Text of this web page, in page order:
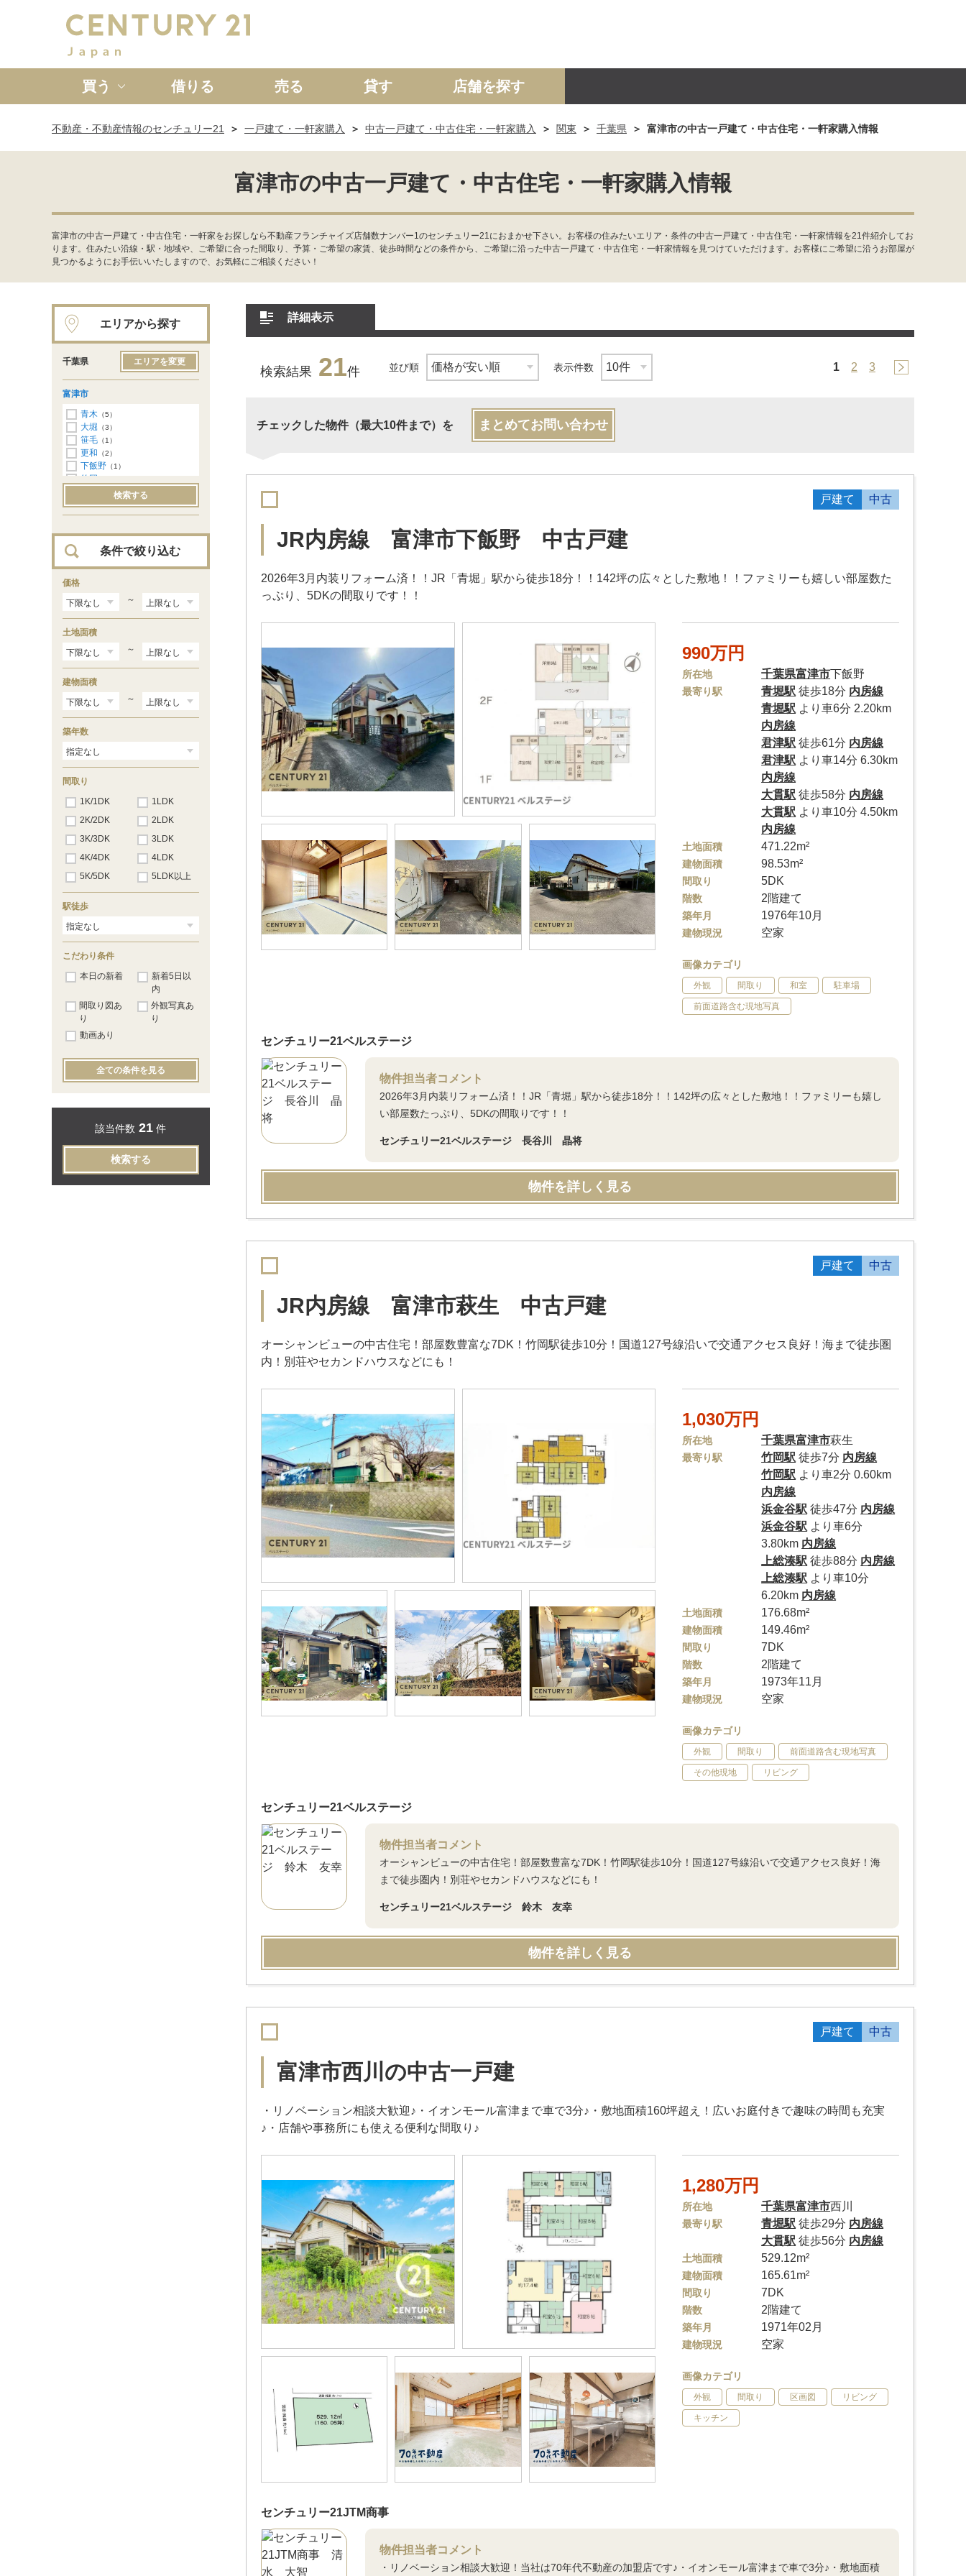
買う
新築一戸建て 中古一戸建て マンション 土地 事業投資用
借りる 売る 貸す 店舗を探す
不動産・不動産情報のセンチュリー21 一戸建て・一軒家購入 中古一戸建て・中古住宅・一軒家購入 関東 千葉県 富津市の中古一戸建て・中古住宅・一軒家購入情報
富津市の中古一戸建て・中古住宅・一軒家購入情報
富津市の中古一戸建て・中古住宅・一軒家をお探しなら不動産フランチャイズ店舗数ナンバー1のセンチュリー21におまかせ下さい。お客様の住みたいエリア・条件の中古一戸建て・中古住宅・一軒家情報を21件紹介してお
ります。住みたい沿線・駅・地域や、ご希望に合った間取り、予算・ご希望の家賃、徒歩時間などの条件から、ご希望に沿った中古一戸建て・中古住宅・一軒家情報を見つけていただけます。お客様にご希望に沿うお部屋が
見つかるようにお手伝いいたしますので、お気軽にご相談ください！
詳細表示
検索結果 21件 並び順 表示件数 1 2 3
チェックした物件（最大10件まで）を まとめてお問い合わせ
戸建て 中古
JR内房線 富津市下飯野 中古戸建
2026年3月内装リフォーム済！！JR「青堀」駅から徒歩18分！！142坪の広々とした敷地！！ファミリーも嬉しい部屋数た
っぷり、5DKの間取りです！！
990万円
所在地 千葉県富津市下飯野
最寄り駅 青堀駅 徒歩18分 内房線
青堀駅 より車6分 2.20km
内房線
君津駅 徒歩61分 内房線
君津駅 より車14分 6.30km
内房線
大貫駅 徒歩58分 内房線
大貫駅 より車10分 4.50km
内房線
土地面積 471.22m²
建物面積 98.53m²
間取り 5DK
階数 2階建て
築年月 1976年10月
建物現況 空家
画像カテゴリ
外観 間取り 和室 駐車場
前面道路含む現地写真
センチュリー21ベルステージ
物件担当者コメント
2026年3月内装リフォーム済！！JR「青堀」駅から徒歩18分！！142坪の広々とした敷地！！ファミリーも嬉し
い部屋数たっぷり、5DKの間取りです！！
センチュリー21ベルステージ 長谷川 晶将
物件を詳しく見る
戸建て 中古
JR内房線 富津市萩生 中古戸建
オーシャンビューの中古住宅！部屋数豊富な7DK！竹岡駅徒歩10分！国道127号線沿いで交通アクセス良好！海まで徒歩圏
内！別荘やセカンドハウスなどにも！
1,030万円
所在地 千葉県富津市萩生
最寄り駅 竹岡駅 徒歩7分 内房線
竹岡駅 より車2分 0.60km
内房線
浜金谷駅 徒歩47分 内房線
浜金谷駅 より車6分
3.80km 内房線
上総湊駅 徒歩88分 内房線
上総湊駅 より車10分
6.20km 内房線
土地面積 176.68m²
建物面積 149.46m²
間取り 7DK
階数 2階建て
築年月 1973年11月
建物現況 空家
画像カテゴリ
外観 間取り 前面道路含む現地写真
その他現地 リビング
センチュリー21ベルステージ
物件担当者コメント
オーシャンビューの中古住宅！部屋数豊富な7DK！竹岡駅徒歩10分！国道127号線沿いで交通アクセス良好！海
まで徒歩圏内！別荘やセカンドハウスなどにも！
センチュリー21ベルステージ 鈴木 友幸
物件を詳しく見る
戸建て 中古
富津市西川の中古一戸建
・リノベーション相談大歓迎♪・イオンモール富津まで車で3分♪・敷地面積160坪超え！広いお庭付きで趣味の時間も充実
♪・店舗や事務所にも使える便利な間取り♪
1,280万円
所在地 千葉県富津市西川
最寄り駅 青堀駅 徒歩29分 内房線
大貫駅 徒歩56分 内房線
土地面積 529.12m²
建物面積 165.61m²
間取り 7DK
階数 2階建て
築年月 1971年02月
建物現況 空家
画像カテゴリ
外観 間取り 区画図 リビング
キッチン
センチュリー21JTM商事
物件担当者コメント
・リノベーション相談大歓迎！当社は70年代不動産の加盟店です♪・イオンモール富津まで車で3分♪・敷地面積
エリアから探す
千葉県 エリアを変更
富津市
青木 （5）
大堀 （3）
笹毛 （1）
更和 （2）
下飯野 （1）
竹岡
（1）
萩生（2）
富津（1）
（1）
八田沼（1）
検索する
条件で絞り込む
価格
～
土地面積
～
建物面積
～
築年数
間取り
1K/1DK
1LDK
2K/2DK
2LDK
3K/3DK
3LDK
4K/4DK
4LDK
5K/5DK
5LDK以上
駅徒歩
こだわり条件
本日の新着
新着5日以
内
間取り図あ
り
外観写真あ
り
動画あり
全ての条件を見る
該当件数 21 件
検索する